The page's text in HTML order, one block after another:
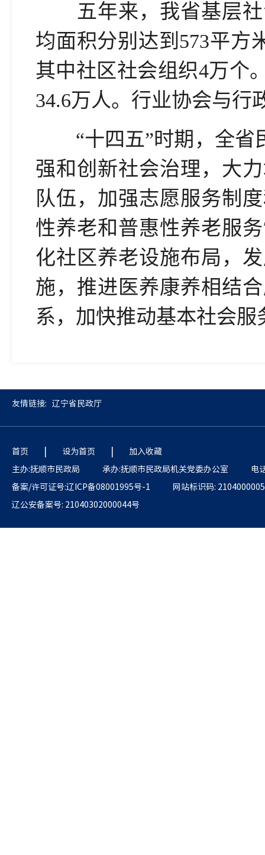
五年来，我省基层社
均面积分别达到573平方
其中社区社会组织4万个
34.6万人。行业协会与行
“十四五”时期，全省
强和创新社会治理，大
队伍，加强志愿服务制
性养老和普惠性养老服
化社区养老设施布局，
施，推进医养康养相结
系，加快推动基本社会服
友情链接: 辽宁省民政厅
首页 | 设为首页 |
加入收藏
主办:抚顺市民政局
承办:抚顺市民政局机关党委办公室
电
备案/许可证号:辽ICP备08001995号-1
网站标识码: 2104000005
辽公安备案号: 21040302000044号